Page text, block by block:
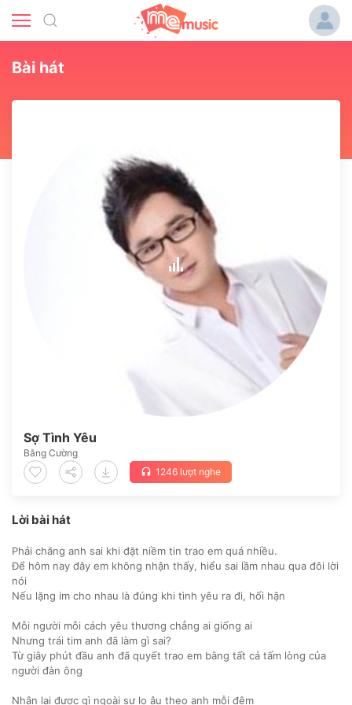
Bài hát
Sợ Tình Yêu
Bằng Cường
headset 1246 lượt nghe
Lời bài hát
Phải chăng anh sai khi đặt niềm tin trao em quá nhiều.
Để hôm nay đây em không nhận thấy, hiểu sai lầm nhau qua đôi lời
nói
Nếu lặng im cho nhau là đúng khi tình yêu ra đi, hối hận
Mỗi người mỗi cách yêu thương chẳng ai giống ai
Nhưng trái tim anh đã làm gì sai?
Từ giây phút đầu anh đã quyết trao em bằng tất cả tấm lòng của
người đàn ông
Nhận lại được gì ngoài sự lo âu theo anh mỗi đêm